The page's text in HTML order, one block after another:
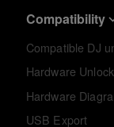
Compatibility
Compatible DJ
Hardware Unlock
Hardware
USB Export